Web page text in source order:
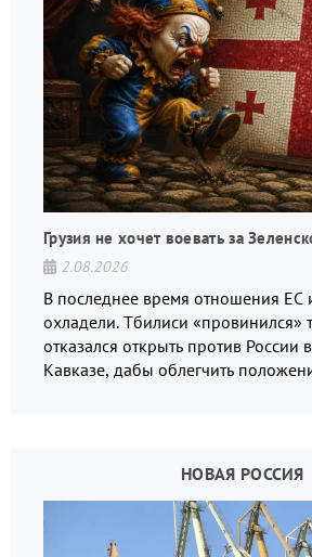
Грузия не хочет воевать за
2.08.2026
В последнее время отношения ЕС
охладели. Тбилиси «провинился»
отказался открыть против России
Кавказе, дабы облегчить
НОВАЯ РОССИЯ